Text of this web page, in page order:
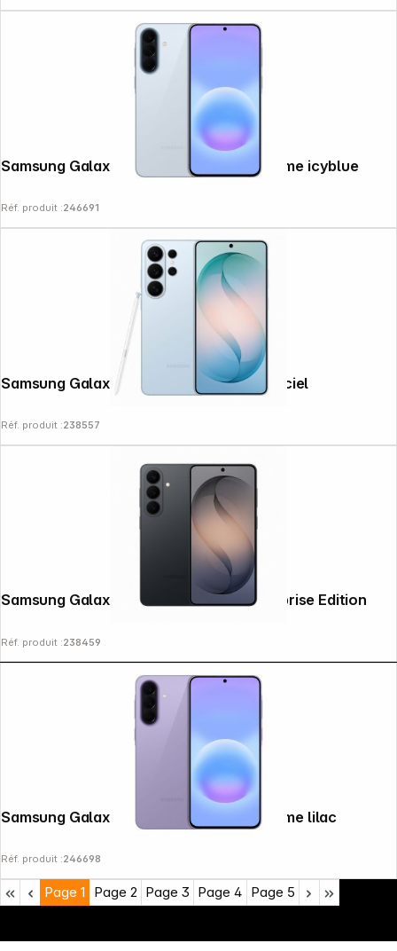
Samsung Galaxy A57 5G (128GB) awesome icyblue
Réf. produit :246691
Samsung Galaxy S26 Ultra (512GB) bleu ciel
Réf. produit :238557
Samsung Galaxy S26 (512GB) noir Enterprise Edition
Réf. produit :238459
Samsung Galaxy A57 5G (128GB) awesome lilac
Réf. produit :246698
Page 1 Page 2 Page 3 Page 4 Page 5
Copyright © 2000 - 2026 DIFOX. All rights reserved.